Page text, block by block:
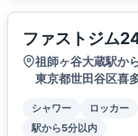
ファストジム
祖師ヶ谷大蔵駅か
東京都世田谷区喜
シャワー ロッカー
駅から5分以内